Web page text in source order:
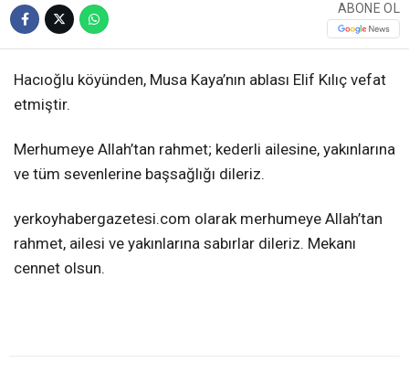
ABONE OL
Hacıoğlu köyünden, Musa Kaya’nın ablası Elif Kılıç vefat
etmiştir.
Merhumeye Allah’tan rahmet; kederli ailesine, yakınlarına
ve tüm sevenlerine başsağlığı dileriz.
yerkoyhabergazetesi.com olarak merhumeye Allah’tan
rahmet, ailesi ve yakınlarına sabırlar dileriz. Mekanı
cennet olsun.